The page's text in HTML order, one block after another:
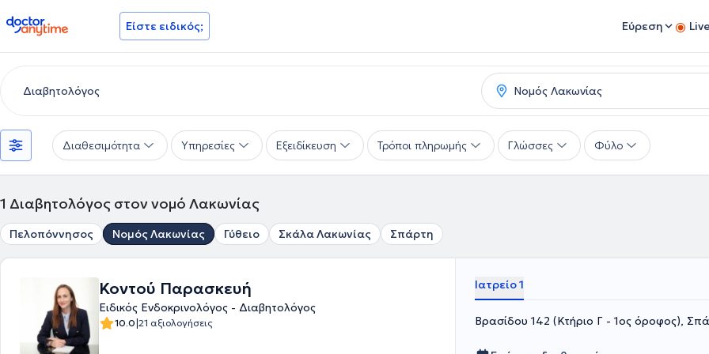
doctoranytime Είστε ειδικός; Εύρεση
Διαθεσιμότητα Υπηρεσίες Εξειδίκευση Τρόποι πληρωμής Γλώσσες Φύλο
1 Διαβητολόγος στον νομό Λακωνίας
Πελοπόννησος Νομός Λακωνίας Γύθειο Σκάλα Λακωνίας Σπάρτη
Κοντού Παρασκευή
Ειδικός Ενδοκρινολόγος - Διαβητολόγος
10.0|21 αξιολογήσεις
Ιατρείο 1
Βρασίδου 142 (Κτήριο Γ - 1ος όροφος),